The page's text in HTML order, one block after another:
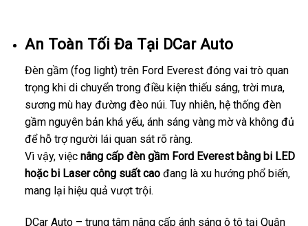
An Toàn Tối Đa Tại DCar Auto
Đèn gầm (fog light) trên Ford Everest đóng vai trò quan
trọng khi di chuyển trong điều kiện thiếu sáng, trời mưa,
sương mù hay đường đèo núi. Tuy nhiên, hệ thống đèn
gầm nguyên bản khá yếu, ánh sáng vàng mờ và không đủ
để hỗ trợ người lái quan sát rõ ràng.
Vì vậy, việc nâng cấp đèn gầm Ford Everest bằng bi LED
hoặc bi Laser công suất caođang là xu hướng phổ biến,
mang lại hiệu quả vượt trội.
DCar Auto – trung tâm nâng cấp ánh sáng ô tô tại Quận